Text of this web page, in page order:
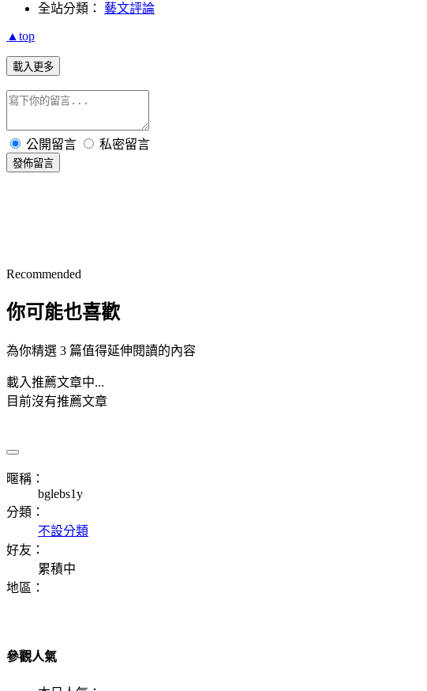
全站分類： 藝文評論
▲top
載入更多
公開留言 私密留言
發佈留言
Recommended
你可能也喜歡
為你精選 3 篇值得延伸閱讀的內容
載入推薦文章中...
目前沒有推薦文章
暱稱：
bglebs1y
分類：
不設分類
好友：
累積中
地區：
參觀人氣